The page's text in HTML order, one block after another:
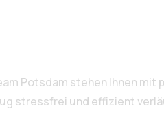
Potsdam stehen Ihnen
stressfrei und effizient